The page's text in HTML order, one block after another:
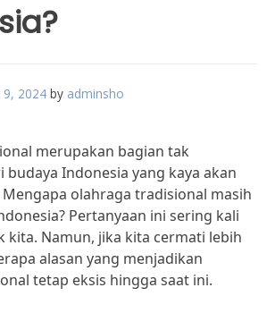
9, 2024 by adminsho
merupakan bagian tak
Indonesia yang kaya akan
olahraga tradisional masih
Pertanyaan ini sering kali
kita. Namun, jika kita cermati lebih
alasan yang menjadikan
tetap eksis hingga saat ini.